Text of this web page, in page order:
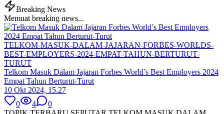
Breaking News
Memuat breaking news...
TELKOM-MASUK-DALAM-JAJARAN-FORBES-WORLDS-
BEST-EMPLOYERS-2024-EMPAT-TAHUN-BERTURUT-
TURUT
Telkom Masuk Dalam Jajaran Forbes World’s Best Employers 2024
Empat Tahun Berturut-Turut
10 Okt 2024, 15.27
0
4
0